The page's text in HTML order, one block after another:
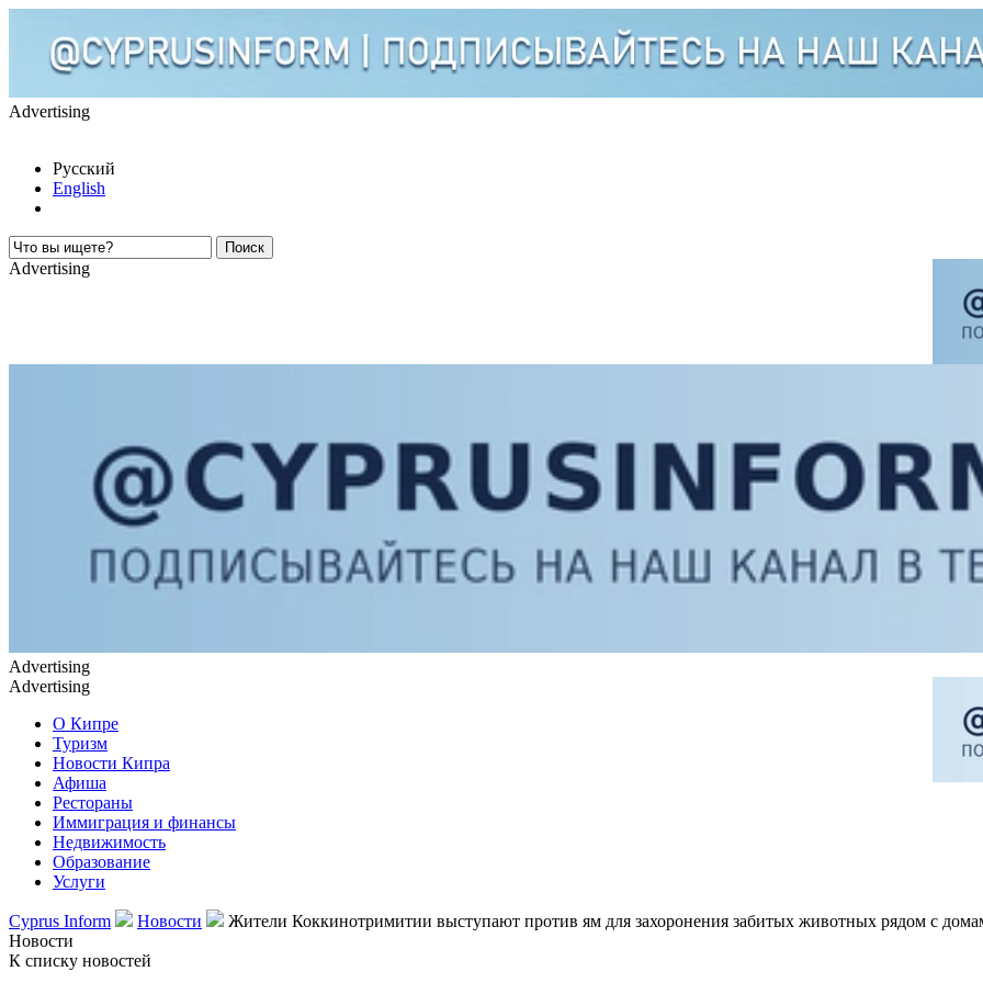
Advertising
Русский
English
Advertising
Advertising
Advertising
О Кипре
Туризм
Новости Кипра
Афиша
Рестораны
Иммиграция и финансы
Недвижимость
Образование
Услуги
Cyprus Inform Новости
Жители Коккинотримитии выступают против ям для захоронения забитых животных рядом с
Новости
К списку новостей